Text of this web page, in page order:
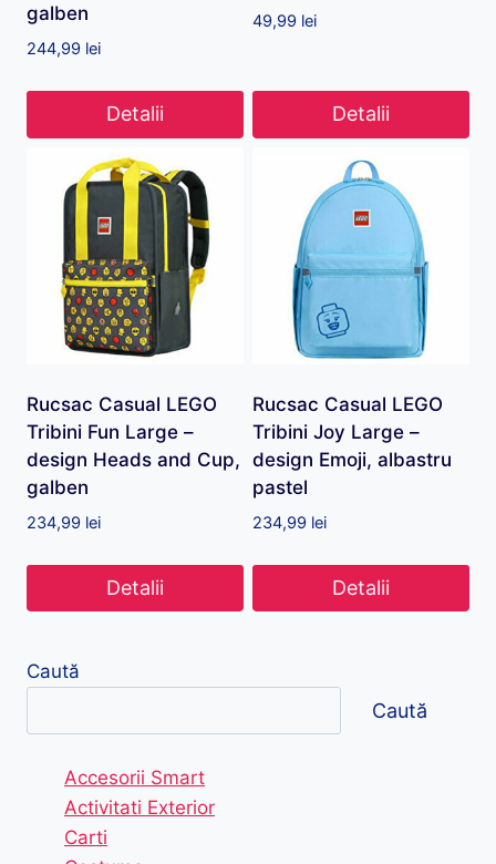
galben
244,99 lei
Detalii
49,99 lei
Detalii
Rucsac Casual LEGO
Tribini Fun Large –
design Heads and Cup,
galben
234,99 lei
Detalii
Rucsac Casual LEGO
Tribini Joy Large –
design Emoji, albastru
pastel
234,99 lei
Detalii
Caută
Caută
Accesorii Smart
Activitati Exterior
Carti